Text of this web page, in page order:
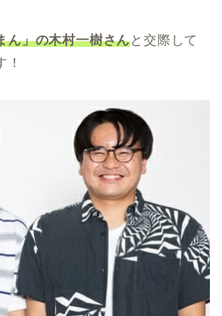
ん」の木村一樹さんと交際して
！